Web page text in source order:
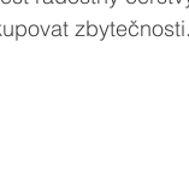
zbytečnosti.